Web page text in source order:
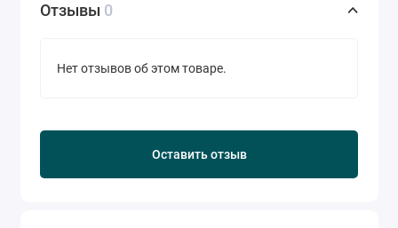
Отзывы 0
Нет отзывов об этом товаре.
Оставить отзыв